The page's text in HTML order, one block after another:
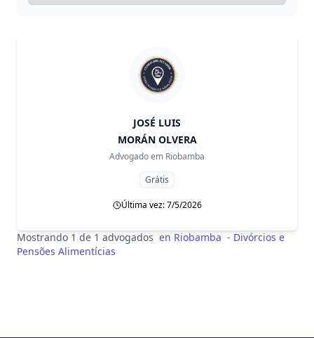
JOSÉ LUIS
MORÁN OLVERA
Advogado em Riobamba
Grátis
Última vez: 7/5/2026
Mostrando 1 de 1 advogados en Riobamba - Divórcios e
Pensões Alimentícias